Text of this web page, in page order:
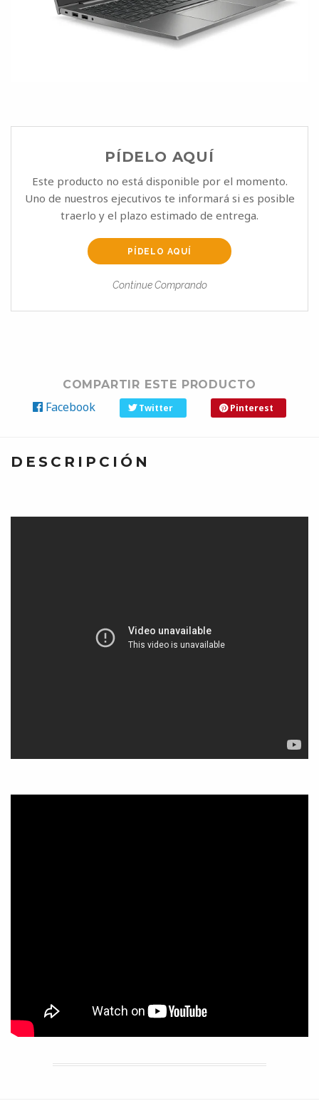
PÍDELO AQUÍ
Este producto no está disponible por el momento.
Uno de nuestros ejecutivos te informará si es posible
traerlo y el plazo estimado de entrega.
PÍDELO AQUÍ
Continue Comprando
COMPARTIR ESTE PRODUCTO
Facebook Twitter Pinterest
DESCRIPCIÓN